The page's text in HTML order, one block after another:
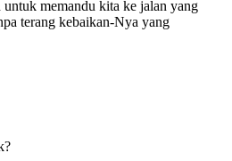
memandu kita ke jalan yang
terang kebaikan-Nya yang